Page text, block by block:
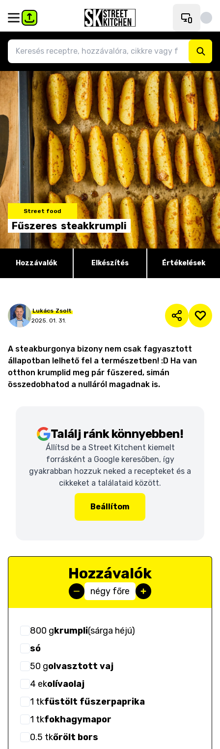
Street food
Fűszeres steakkrumpli
Hozzávalók Elkészítés Értékelések
Lukács Zsolt
2025. 01. 31.
A steakburgonya bizony nem csak fagyasztott
állapotban lelhető fel a természetben! :D Ha van
otthon krumplid meg pár fűszered, simán
összedobhatod a nulláról magadnak is.
Találj ránk könnyebben!
Állítsd be a Street Kitchent kiemelt
forrásként a Google keresőben, így
gyakrabban hozzuk neked a recepteket és a
cikkeket a találataid között.
Beállítom
Hozzávalók
négy főre
800 gkrumpli(sárga héjú)
só
50 golvasztott vaj
4 ekolívaolaj
1 tkfüstölt fűszerpaprika
1 tkfokhagymapor
0.5 tkőrölt bors